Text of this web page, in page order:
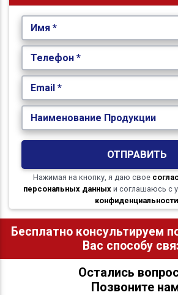
Имя *
Телефон *
Email *
Наименование Продукции
ОТПРАВИТЬ
Нажимая на кнопку, я даю свое
персональных данных и соглашаюсь с
конфиденциальности.
Бесплатно консультируем
Вас способу
Остались
Позвоните